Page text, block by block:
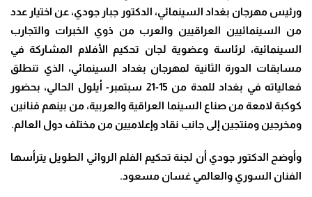
ورئيس مهرجان بغداد السينمائي، الدكتور جبار جودي، عن اختيار عدد
من السينمائيين العراقيين والعرب من ذوي الخبرات والتجارب
السينمائية، لرئاسة وعضوية لجان تحكيم الأفلام المشاركة في
مسابقات الدورة الثانية لمهرجان بغداد السينمائي، الذي تنطلق
فعالياته في بغداد للمدة من 15-21 سبتمبر- أيلول الحالي، بحضور
كوكبة لامعة من صناع السينما العراقية والعربية، من بينهم فنانين
ومخرجين ومنتجين إلى جانب نقاد وإعلاميين من مختلف دول العالم.
وأوضح الدكتور جودي أن لجنة تحكيم الفلم الروائي الطويل يترأسها
الفنان السوري والعالمي غسان مسعود.